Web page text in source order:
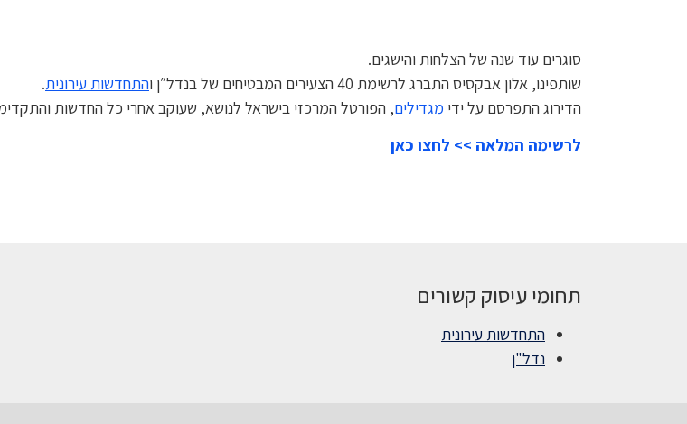
סוגרים עוד שנה של הצלחות והישגים.
שותפינו, אלון אבקסיס התברג לרשימת 40 הצעירים המבטיחים של בנדל״ן ו
התחדשות עירונית.
הדירוג התפרסם על ידי מגדילים, הפורטל המרכזי בישראל לנושא, שעוקב אחרי כל החדשות
לרשימה המלאה >> לחצו כאן
תחומי עיסוק קשורים
התחדשות עירונית
נדל"ן